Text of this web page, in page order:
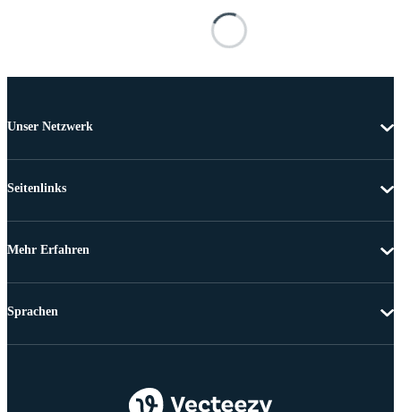
Unser Netzwerk
Seitenlinks
Mehr Erfahren
Sprachen